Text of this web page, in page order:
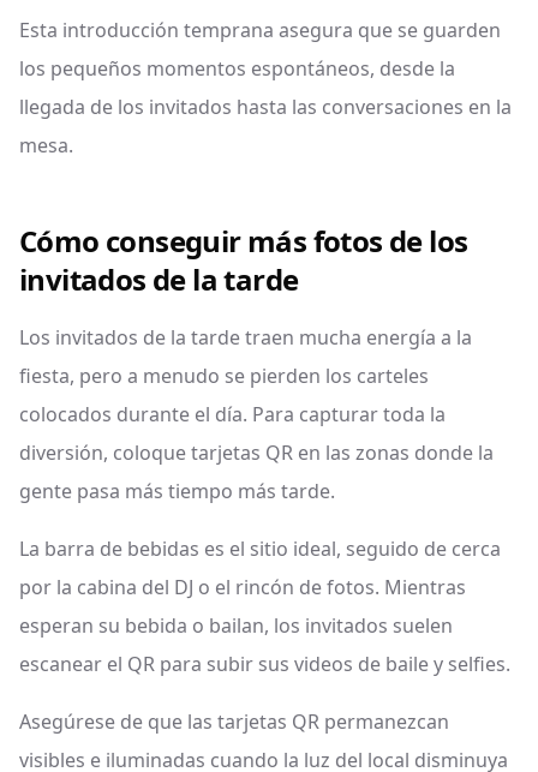
Esta introducción temprana asegura que se guarden
los pequeños momentos espontáneos, desde la
llegada de los invitados hasta las conversaciones en la
mesa.
Cómo conseguir más fotos de los
invitados de la tarde
Los invitados de la tarde traen mucha energía a la
fiesta, pero a menudo se pierden los carteles
colocados durante el día. Para capturar toda la
diversión, coloque tarjetas QR en las zonas donde la
gente pasa más tiempo más tarde.
La barra de bebidas es el sitio ideal, seguido de cerca
por la cabina del DJ o el rincón de fotos. Mientras
esperan su bebida o bailan, los invitados suelen
escanear el QR para subir sus videos de baile y selfies.
Asegúrese de que las tarjetas QR permanezcan
visibles e iluminadas cuando la luz del local disminuya